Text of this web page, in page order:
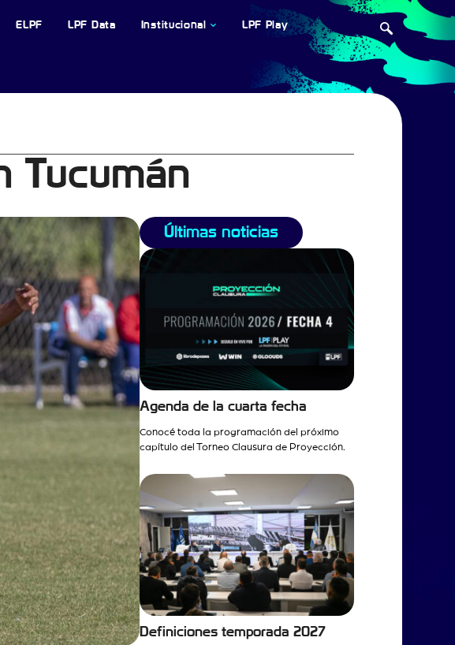
ELPF LPF Data Institucional LPF Play
Tucumán
Últimas noticias
Agenda de la cuarta fecha
Conocé toda la programación del próximo
capítulo del Torneo Clausura de Proyección.
Definiciones temporada 2027